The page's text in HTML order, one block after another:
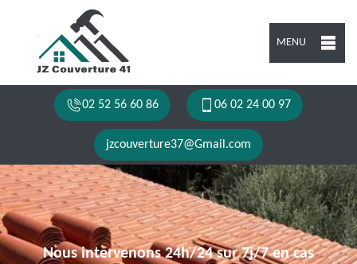
MENU
02 52 56 60 86 06 02 24 00 97
jzcouverture37@Gmail.com
Nous intervenons 24h/24 sur 7j/7 en cas